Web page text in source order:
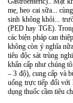
mẹ, heo cai sữa...
sinh không khỏi...
(PED hay TGE).
các biện pháp can
không còn ý nghĩa
tiêu độc sát trùng
khẩn cấp như chúng
– 3 độ), cung cấp và
uống trực tiếp đối với
dụng thuốc cầm tiêu